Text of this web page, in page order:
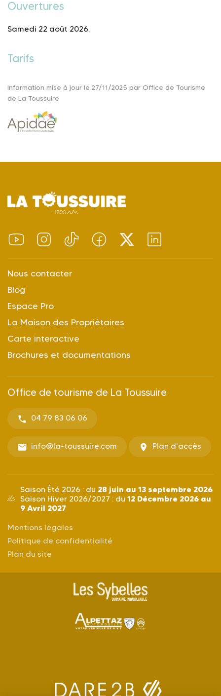
Ouvertures
Samedi 22 août 2026.
Tarifs
Information mise à jour le 27/11/2025 par Office de Tourisme
de La Toussuire
Nous contacter
Blog
Espace Pro
La Maison des Propriétaires
Carte interactive
Brochures et documentations
Office de tourisme de La Toussuire
04 79 83 06 06
info@la-toussuire.com Plan d'accès
Saison Été 2026 : du 28 juin au 13 septembre 2026
Saison Hiver 2026/2027 : du 12 Décembre 2026 au
9 Avril 2027
Mentions légales
Politique de confidentialité
Plan du site